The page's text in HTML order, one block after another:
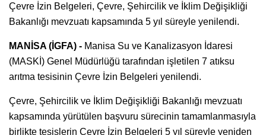
Çevre İzin Belgeleri, Çevre, Şehircilik ve İklim Değişikliği
Bakanlığı mevzuatı kapsamında 5 yıl süreyle yenilendi.
MANİSA (İGFA) - Manisa Su ve Kanalizasyon İdaresi
(MASKİ) Genel Müdürlüğü tarafından işletilen 7 atıksu
arıtma tesisinin Çevre İzin Belgeleri yenilendi.
Çevre, Şehircilik ve İklim Değişikliği Bakanlığı mevzuatı
kapsamında yürütülen başvuru sürecinin tamamlanmasıyla
birlikte tesislerin Çevre İzin Belgeleri 5 yıl süreyle yeniden